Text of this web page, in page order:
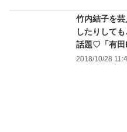
竹内結子を
したりして
話題♡「有田
2018/10/28